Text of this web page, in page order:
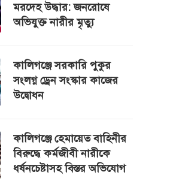
মরদেহ উদ্ধার: জনরোষে
অভিযুক্ত নারীর মৃত্যু
কালিগঞ্জে সরকারি পুকুর
সংলগ্ন ড্রেন সংস্কার কাজের
উদ্বোধন
কালিগঞ্জে হেমায়েত বাহিনীর
বিরুদ্ধে কর্মজীবী নারীকে
ধর্ষনচেষ্টাসহ বিস্তর অভিযোগ